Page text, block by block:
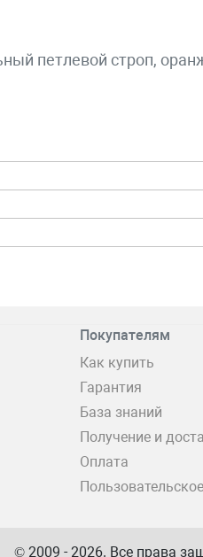
петлевой строп,
Покупателям
Как купить
Гарантия
База знаний
Получение и
Оплата
© 2009 - 2026. Все права